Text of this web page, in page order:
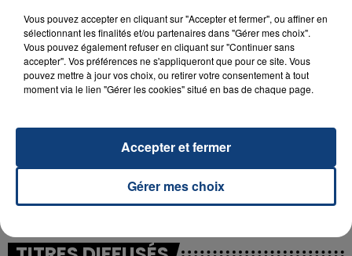
aspergé sa compagne et leur bébé de trois mois
d'un liquide inflammable.
UNE ADOLESCENTE DEVANT SE FAIRE
OPÉRER DE LA CHEVILLE RESSORT DE LA...
La famille a porté plainte contre la clinique qui a
excuses.
Vous pouvez accepter en cliquant sur "Accepter et fermer", ou affiner en
sélectionnant les finalités et/ou partenaires dans "Gérer mes choix".
Vous pouvez également refuser en cliquant sur "Continuer sans
accepter". Vos préférences ne s'appliqueront que pour ce site. Vous
pouvez mettre à jour vos choix, ou retirer votre consentement à tout
moment via le lien "Gérer les cookies" situé en bas de chaque page.
Gérer mes choix
Accepter et fermer